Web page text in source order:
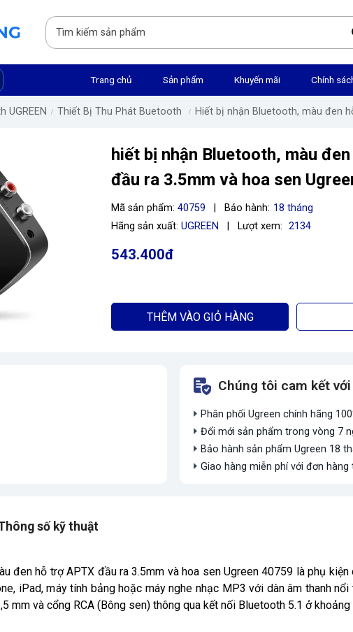
Trang chủ Sản phẩm Khuyến mãi Chính
UGREEN Thiết Bị Thu Phát Buetooth hiết bị nhận Bluetooth, màu đen
hiết bị nhận Bluetooth, màu
đầu ra 3.5mm và hoa sen
Mã sản phẩm: 40759 Bảo hành: 18 tháng
Hãng sản xuất: UGREEN Lượt xem: 2134
543.400đ
THÊM VÀO GIỎ HÀNG
Chúng tôi cam kết
Phân phối Ugreen chính hãng
Đổi mới sản phẩm trong vòng 7
Bảo hành sản phẩm Ugreen 18
Giao hàng miễn phí với đơn hàng
số kỹ thuật
đen hỗ trợ APTX đầu ra 3.5mm và hoa sen Ugreen 40759 là phụ
iPad, máy tính bảng hoặc máy nghe nhạc MP3 với dàn âm thanh
mm và cổng RCA (Bông sen) thông qua kết nối Bluetooth 5.1 ở khoảng